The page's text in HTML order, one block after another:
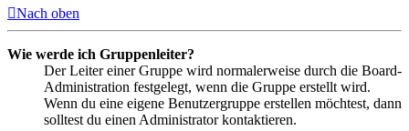
Nach oben
Wie werde ich Gruppenleiter?
Der Leiter einer Gruppe wird normalerweise durch die Board-
Administration festgelegt, wenn die Gruppe erstellt wird.
Wenn du eine eigene Benutzergruppe erstellen möchtest, dann
solltest du einen Administrator kontaktieren.